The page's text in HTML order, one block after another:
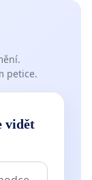
petice.
vidět